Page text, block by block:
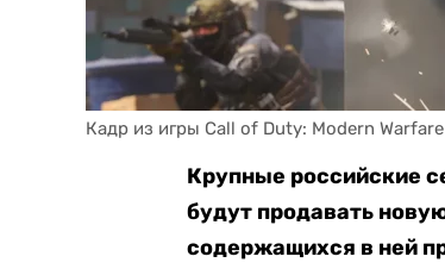
Кадр из игры Call of Duty: Modern
Крупные российские
будут продавать
содержащихся в ней